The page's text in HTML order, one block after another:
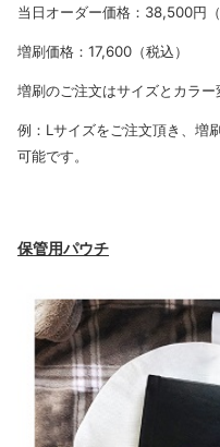
当日オーダー価格：38,500円（
増刷価格：17,600（税込）
増刷のご注文はサイズとカラー
例：Lサイズをご注文頂き、増
可能です。
保管用パウチ